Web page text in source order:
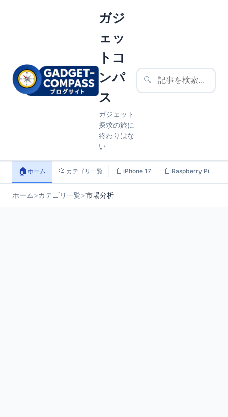
ガジ
ェッ
トコ
ンパ
ス
ガジェット
探求の旅に
終わりはな
い
🔍
🏠ホーム 📂 カテゴリ一覧 📄 iPhone 17 📄 Raspberry Pi
ホーム>カテゴリ一覧>市場分析